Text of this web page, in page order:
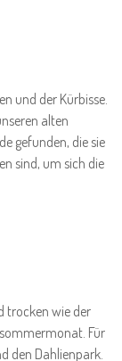
und der Kürbisse.
alten
gefunden, die sie
sind, um sich die
trocken wie der
Für
den Dahlienpark.